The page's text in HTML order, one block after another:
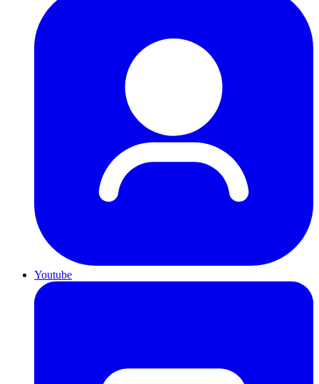
Youtube